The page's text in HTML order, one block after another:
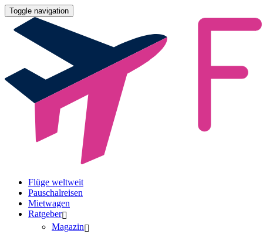
Toggle navigation
Flüge weltweit
Pauschalreisen
Mietwagen
Ratgeber
Magazin